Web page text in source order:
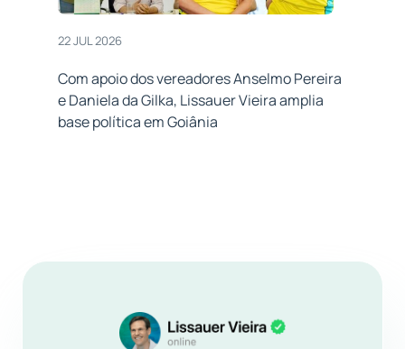
22 JUL 2026
Com apoio dos vereadores Anselmo Pereira
e Daniela da Gilka, Lissauer Vieira amplia
base política em Goiânia